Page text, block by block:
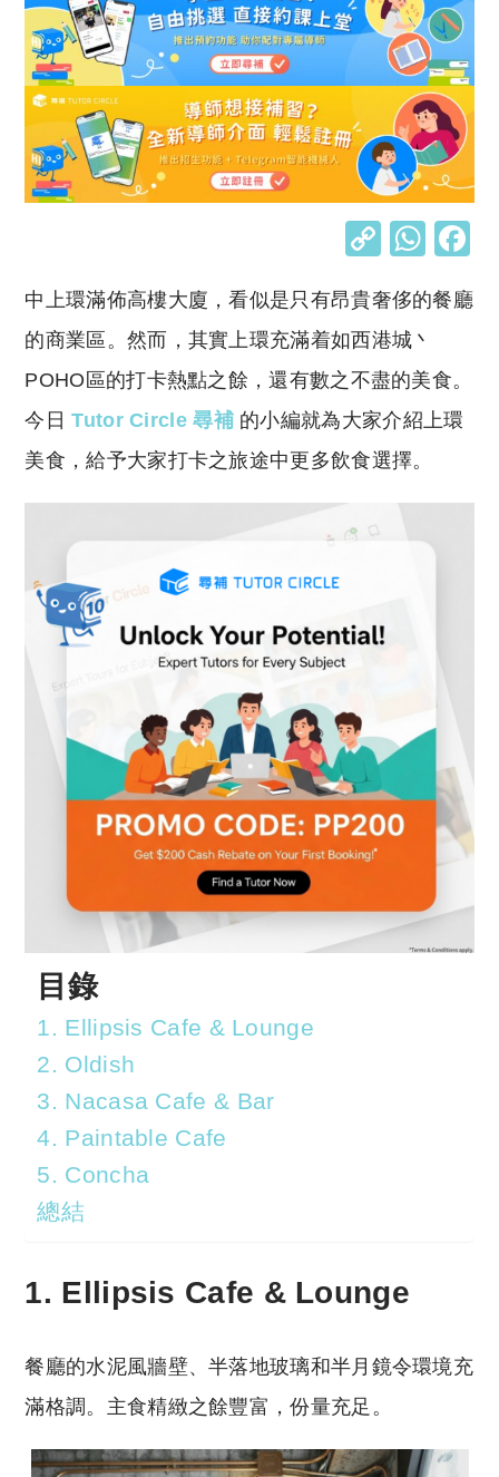
C
p
y
Li
n
k
W
at
A
p
中上環滿佈高樓大廈，看似是只有昂貴奢侈的餐廳
的商業區。然而，其實上環充滿着如西港城丶
POHO區的打卡熱點之餘，還有數之不盡的美食。
今日 Tutor Circle 尋補的小編就為大家介紹上環
美食，給予大家打卡之旅途中更多飲食選擇。
目錄
1. Ellipsis Cafe & Lounge
2. Oldish
3. Nacasa Cafe & Bar
4. Paintable Cafe
5. Concha
總結
1. Ellipsis Cafe & Lounge
餐廳的水泥風牆壁、半落地玻璃和半月鏡令環境充
滿格調。主食精緻之餘豐富，份量充足。